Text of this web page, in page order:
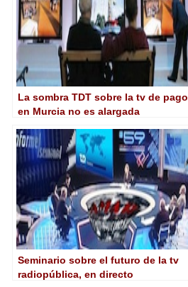
La sombra TDT sobre la tv de pago
en Murcia no es alargada
Seminario sobre el futuro de la tv
radiopública, en directo